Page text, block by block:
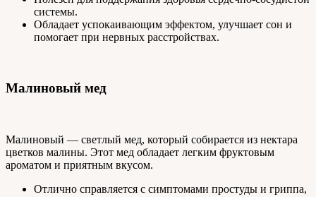
системы.
Обладает успокаивающим эффектом, улучшает сон и
помогает при нервных расстройствах.
Малиновый мед
Малиновый — светлый мед, который собирается из нектара
цветков малины. Этот мед обладает легким фруктовым
ароматом и приятным вкусом.
Отлично справляется с симптомами простуды и гриппа,